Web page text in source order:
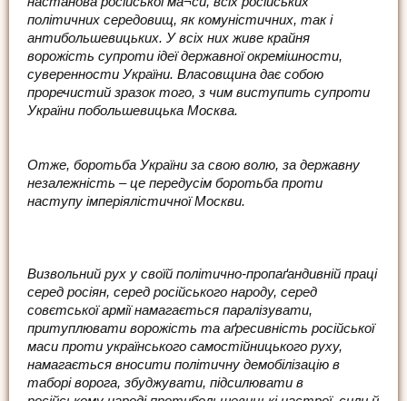
політичних середовищ, як комуністичних, так і
антибольшевицьких. У всіх них живе крайня
ворожість супроти ідеї державної окремішности,
суверенности України. Власовщина дає собою
проречистий зразок того, з чим виступить супроти
України побольшевицька Москва.
Отже, боротьба України за свою волю, за державну
незалежність – це передусім боротьба проти
наступу імперіялістичної Москви.
Визвольний рух у своїй політично-пропаґандивній праці
серед росіян, серед російського народу, серед
совєтської армії намагається паралізувати,
притуплювати ворожість та аґресивність російської
маси проти українського самостійницького руху,
намагається вносити політичну демобілізацію в
таборі ворога, збуджувати, підсилювати в